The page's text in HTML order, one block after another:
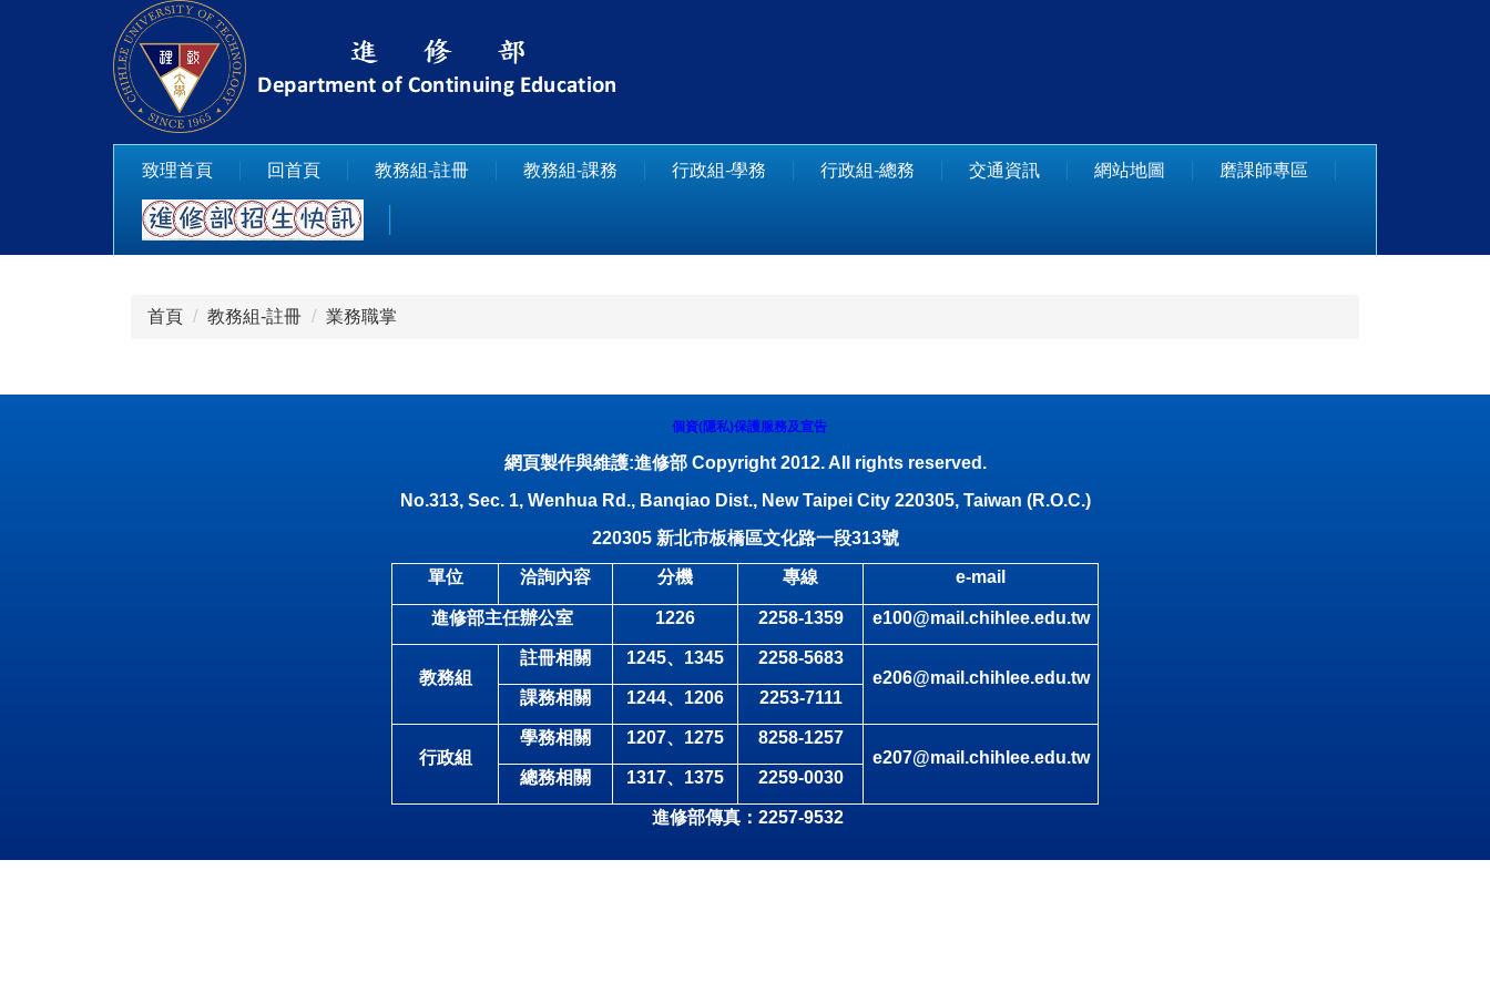
致理首頁 回首頁 教務組-註冊 教務組-課務 行政組-學務 行政組-總務 交通資訊 網站地圖 磨課師專區
首頁 教務組-註冊 業務職掌
個資(隱私)保護服務及宣告
網頁製作與維護:進修部 Copyright 2012. All rights reserved.
No.313, Sec. 1, Wenhua Rd., Banqiao Dist., New Taipei City 220305, Taiwan (R.O.C.)
220305 新北市板橋區文化路一段313號
單位 洽詢內容 分機 專線 e-mail
進修部主任辦公室 1226 2258-1359 e100@mail.chihlee.edu.tw
教務組
註冊相關 1245、1345
2258-5683
e206@mail.chihlee.edu.tw
課務相關
1244、1206 2253-7111
行政組
學務相關 1207、1275
8258-1257
e207@mail.chihlee.edu.tw
總務相關
1317、1375 2259-0030
進修部傳真：2257-9532